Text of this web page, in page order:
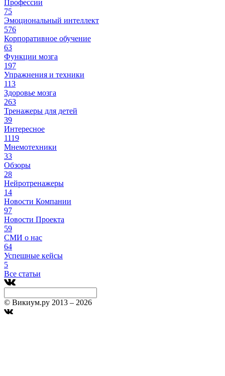
Профессии
75
Эмоциональный интеллект
576
Корпоративное обучение
63
Функции мозга
197
Упражнения и техники
113
Здоровье мозга
263
Тренажеры для детей
39
Интересное
1119
Мнемотехники
33
Обзоры
28
Нейротренажеры
14
Новости Компании
97
Новости Проекта
59
СМИ о нас
64
Успешные кейсы
5
Все статьи
© Викиум.ру 2013 – 2026